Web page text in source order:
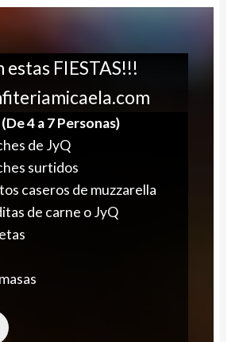
estas FIESTAS!!!
4 a 7 Personas)
de JyQ
surtidos
caseros de muzzarella
de carne o JyQ